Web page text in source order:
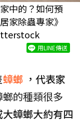
中的？如何預
家除蟲專家》
用LINE傳送
蟑螂 ，代表家
螂的種類很多
蟑螂大約有四